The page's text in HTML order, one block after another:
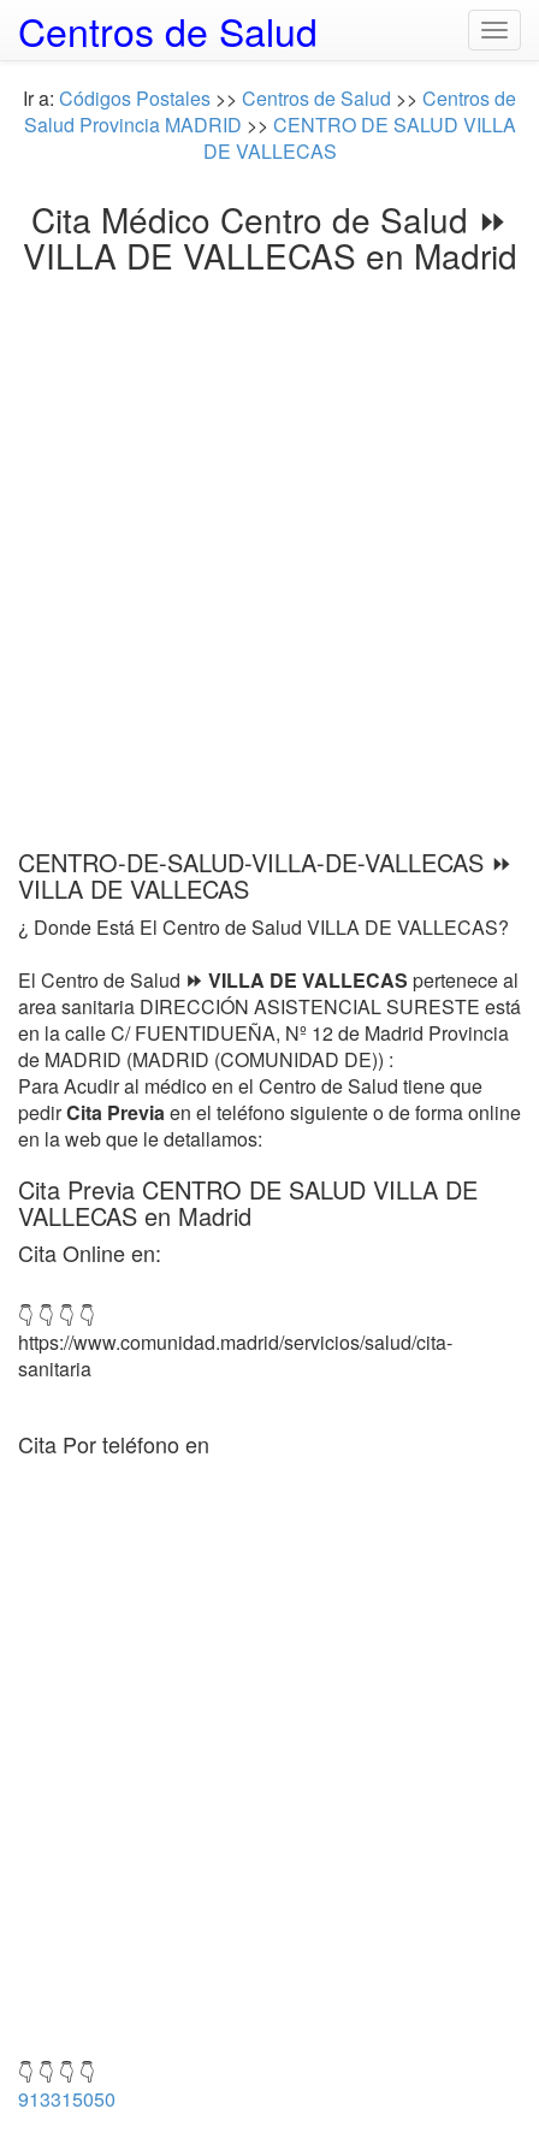
Centros de Salud
Ir a: Códigos Postales >> Centros de Salud >> Centros de
Salud Provincia MADRID >> CENTRO DE SALUD VILLA
DE VALLECAS
Cita Médico Centro de Salud ⏩
VILLA DE VALLECAS en Madrid
CENTRO-DE-SALUD-VILLA-DE-VALLECAS ⏩
VILLA DE VALLECAS
¿ Donde Está El Centro de Salud VILLA DE VALLECAS?
El Centro de Salud ⏩ VILLA DE VALLECAS pertenece al
area sanitaria DIRECCIÓN ASISTENCIAL SURESTE está
en la calle C/ FUENTIDUEÑA, Nº 12 de Madrid Provincia
de MADRID (MADRID (COMUNIDAD DE)) :
Para Acudir al médico en el Centro de Salud tiene que
pedirCita Previaen el teléfono siguiente o de forma online
en la web que le detallamos:
Cita Previa CENTRO DE SALUD VILLA DE
VALLECAS en Madrid
Cita Online en:
👇 👇 👇 👇
https://www.comunidad.madrid/servicios/salud/cita-
sanitaria
Cita Por teléfono en
👇 👇 👇 👇
913315050